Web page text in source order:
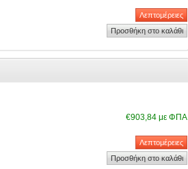
€903,84 με ΦΠΑ